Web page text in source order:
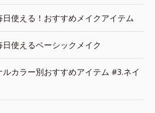
日使える！おすすめメイクアイテム
日使えるベーシックメイク
ルカラー別おすすめアイテム #3.ネイ